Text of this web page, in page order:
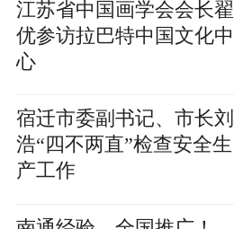
江苏省中国画学会会长翟
优参访拉巴特中国文化中
心
宿迁市委副书记、市长刘
浩“四不两直”检查安全生
产工作